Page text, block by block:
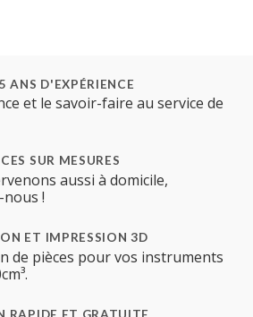
ANS D'EXPÉRIENCE
et le savoir-faire au service de
SUR MESURES
aussi à domicile,
!
ET IMPRESSION 3D
de pièces pour vos instruments